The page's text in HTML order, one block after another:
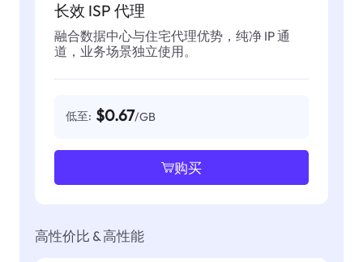
长效 ISP 代理
融合数据中心与住宅代理优势，纯净 IP 通
道，业务场景独立使用。
低至: $0.67/GB
购买
高性价比 & 高性能